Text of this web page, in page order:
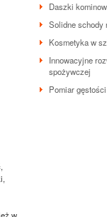
Daszki
Solidne schody
Kosmetyka w
Innowacyjne
spożywczej
Pomiar